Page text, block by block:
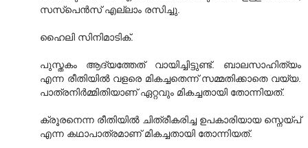
സസ്പെന്‍സ് എല്ലാം രസിച്ചു.
ഹൈലി സിനിമാടിക്.
പുസ്തകം ആദ്യത്തേത് വായിച്ചിട്ടുണ്ട്. ബാലസാഹിത്യം
എന്ന രീതിയില്‍ വളരെ മികച്ചതെന്ന് സമ്മതിക്കാതെ വയ്യ.
പാത്രനിര്‍മ്മിതിയാണ് ഏറ്റവും മികച്ചതായി തോന്നിയത്.
ക്രൂരനെന്ന രീതിയില്‍ ചിത്രീകരിച്ച ഉപകാരിയായ സ്നെയ്പ്‌
എന്ന കഥാപാത്രമാണ് മികച്ചതായി തോന്നിയത്.